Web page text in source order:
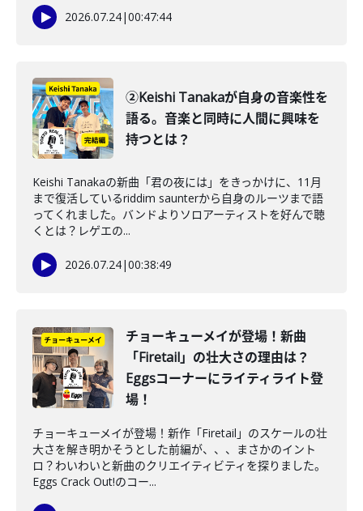
2026.07.24|00:47:44
②Keishi Tanakaが自身の音楽性を
語る。音楽と同時に人間に興味を
持つとは？
Keishi Tanakaの新曲「君の夜には」をきっかけに、11月
まで復活しているriddim saunterから自身のルーツまで語
ってくれました。バンドよりソロアーティストを好んで聴
くとは？レゲエの...
2026.07.24|00:38:49
チョーキューメイが登場！新曲
「Firetail」の壮大さの理由は？
Eggsコーナーにライティライト登
場！
チョーキューメイが登場！新作「Firetail」のスケールの壮
大さを解き明かそうとした前編が、、、まさかのイント
ロ？わいわいと新曲のクリエイティビティを探りました。
Eggs Crack Out!のコー...